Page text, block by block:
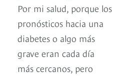
Por mi salud, porque los
pronósticos hacia una
diabetes o algo más
grave eran cada día
más cercanos, pero